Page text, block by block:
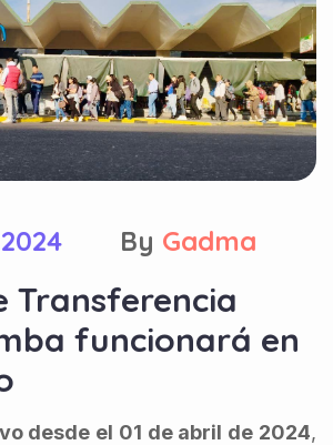
By Gadma
Transferencia
funcionará en
desde el 01 de abril de 2024,